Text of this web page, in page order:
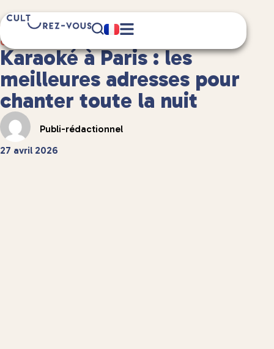
Culture
5 minute(s) de lecture
Karaoké à Paris : les
meilleures adresses pour
chanter toute la nuit
Publi-rédactionnel
27 avril 2026